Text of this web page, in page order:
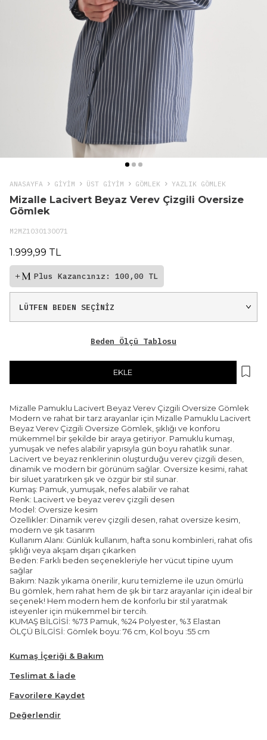
ANASAYFA GIYIM ÜST GİYİM GÖMLEK YAZLIK GÖMLEK
Mizalle Lacivert Beyaz Verev Çizgili Oversize
Gömlek
M2MZ1030130071
1.999,99 TL
Plus Kazancınız: 100,00 TL
Beden Ölçü Tablosu
EKLE
Mizalle Pamuklu Lacivert Beyaz Verev Çizgili Oversize Gömlek
Modern ve rahat bir tarz arayanlar için Mizalle Pamuklu Lacivert
Beyaz Verev Çizgili Oversize Gömlek, şıklığı ve konforu
mükemmel bir şekilde bir araya getiriyor. Pamuklu kumaşı,
yumuşak ve nefes alabilir yapısıyla gün boyu rahatlık sunar.
Lacivert ve beyaz renklerinin oluşturduğu verev çizgili desen,
dinamik ve modern bir görünüm sağlar. Oversize kesimi, rahat
bir siluet yaratırken şık ve özgür bir stil sunar.
Kumaş: Pamuk, yumuşak, nefes alabilir ve rahat
Renk: Lacivert ve beyaz verev çizgili desen
Model: Oversize kesim
Özellikler: Dinamik verev çizgili desen, rahat oversize kesim,
modern ve şık tasarım
Kullanım Alanı: Günlük kullanım, hafta sonu kombinleri, rahat ofis
şıklığı veya akşam dışarı çıkarken
Beden: Farklı beden seçenekleriyle her vücut tipine uyum
sağlar
Bakım: Nazik yıkama önerilir, kuru temizleme ile uzun ömürlü
Bu gömlek, hem rahat hem de şık bir tarz arayanlar için ideal bir
seçenek! Hem modern hem de konforlu bir stil yaratmak
isteyenler için mükemmel bir tercih.
KUMAŞ BİLGİSİ: %73 Pamuk, %24 Polyester, %3 Elastan
ÖLÇÜ BİLGİSİ: Gömlek boyu: 76 cm, Kol boyu :55 cm
Kumaş İçeriği & Bakım
Teslimat & İade
Favorilere Kaydet
Değerlendir